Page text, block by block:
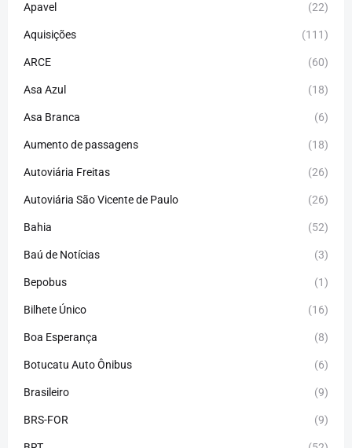
Apavel (22)
Aquisições (111)
ARCE (60)
Asa Azul (18)
Asa Branca (6)
Aumento de passagens (18)
Autoviária Freitas (26)
Autoviária São Vicente de Paulo (26)
Bahia (52)
Baú de Notícias (3)
Bepobus (1)
Bilhete Único (16)
Boa Esperança (8)
Botucatu Auto Ônibus (6)
Brasileiro (9)
BRS-FOR (9)